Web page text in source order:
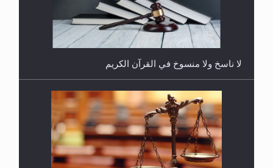
هل يُحسب حول الزكاة وفق السنة الميلادية أو الهجرية؟
هل يجوز فتح مشروع كوافير نسائي للمحجبات وغير
لا ناسخ ولا منسوخ في القرآن الكريم